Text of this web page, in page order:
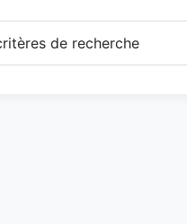
de recherche